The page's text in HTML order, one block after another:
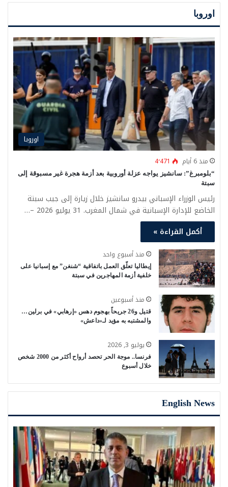
اوروبا
اوروبا
منذ 6 أيام 4٬471
“بلومبرغ”: سانشيز يواجه عزلة أوروبية بعد أزمة هجرة غير مسبوقة إلى
سبتة
رئيس الوزراء الإسباني بيدرو سانشيز خلال زيارة إلى جيب سبتة
الخاضع للإدارة الإسبانية في شمال المغرب. 31 يوليو 2026 –…
أكمل القراءة »
منذ أسبوع واحد
إيطاليا تعلّق العمل باتفاقية “شنغن” مع إسبانيا على
خلفية أزمة المهاجرين في سبتة
منذ أسبوعين
قتيل و26 جريحاً بهجوم دهس «إرهابي» في برلين…
والمشتبه به مؤيد لـ«داعش»
يوليو 3, 2026
فرنسا.. موجة الحر تحصد أرواح أكثر من 2000 شخص
خلال أسبوع
English News